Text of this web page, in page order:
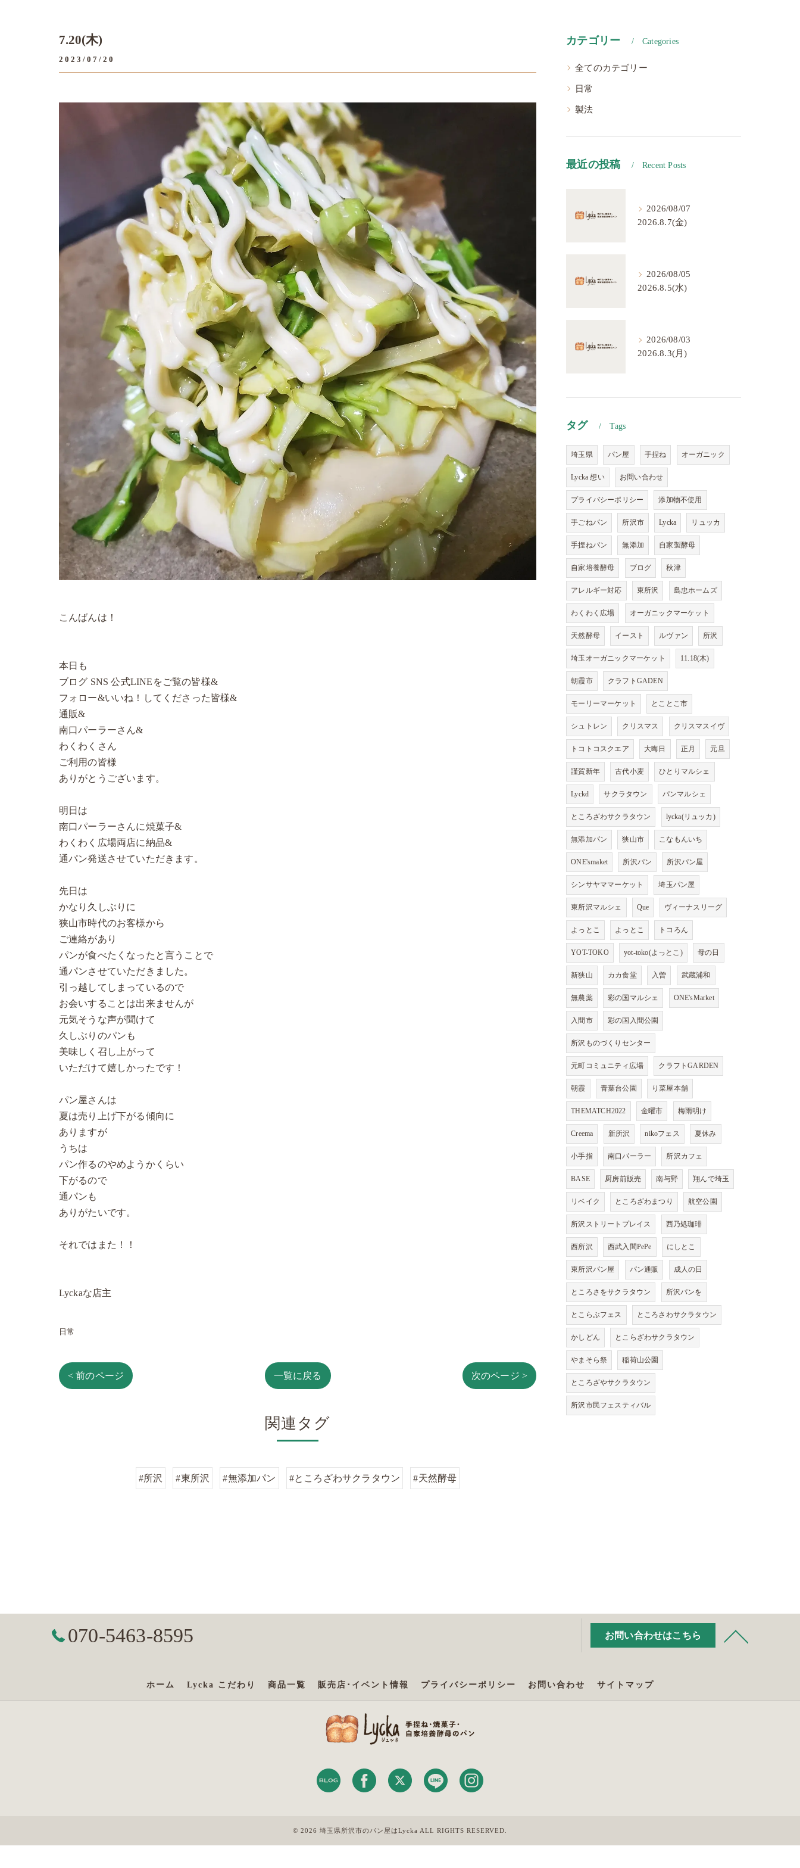
7.20(木)
2023/07/20
こんばんは！
本日も
ブログ SNS 公式LINEをご覧の皆様&
フォロー&いいね！してくださった皆様&
通販&
南口パーラーさん&
わくわくさん
ご利用の皆様
ありがとうございます。
明日は
南口パーラーさんに焼菓子&
わくわく広場両店に納品&
通パン発送させていただきます。
先日は
かなり久しぶりに
狭山市時代のお客様から
ご連絡があり
パンが食べたくなったと言うことで
通パンさせていただきました。
引っ越してしまっているので
お会いすることは出来ませんが
元気そうな声が聞けて
久しぶりのパンも
美味しく召し上がって
いただけて嬉しかったです！
パン屋さんは
夏は売り上げ下がる傾向に
ありますが
うちは
パン作るのやめようかくらい
下がるので
通パンも
ありがたいです。
それではまた！！
Lyckaな店主
日常
< 前のページ 一覧に戻る 次のページ >
関連タグ
#所沢 #東所沢 #無添加パン #ところざわサクラタウン #天然酵母
カテゴリー Categories
全てのカテゴリー
日常
製法
最近の投稿 Recent Posts
2026/08/07
2026.8.7(金)
2026/08/05
2026.8.5(水)
2026/08/03
2026.8.3(月)
タグ Tags
埼玉県 パン屋 手捏ね オーガニック
Lycka 想い お問い合わせ
プライバシーポリシー 添加物不使用
手ごねパン 所沢市 Lycka リュッカ
手捏ねパン 無添加 自家製酵母
自家培養酵母 ブログ 秋津
アレルギー対応 東所沢 島忠ホームズ
わくわく広場 オーガニックマーケット
天然酵母 イースト ルヴァン 所沢
埼玉オーガニックマーケット 11.18(木)
朝霞市 クラフトGADEN
モーリーマーケット とことこ市
シュトレン クリスマス クリスマスイヴ
トコトコスクエア 大晦日 正月 元旦
謹賀新年 古代小麦 ひとりマルシェ
Lyckd サクラタウン パンマルシェ
ところざわサクラタウン lycka(リュッカ)
無添加パン 狭山市 こなもんいち
ONE'smaket 所沢パン 所沢パン屋
シンサヤママーケット 埼玉パン屋
東所沢マルシェ Que ヴィーナスリーグ
よっとこ よっとこ トコろん
YOT-TOKO yot-toko(よっとこ) 母の日
新狭山 カカ食堂 入曽 武蔵浦和
無農薬 彩の国マルシェ ONE'sMarket
入間市 彩の国入間公園
所沢ものづくりセンター
元町コミュニティ広場 クラフトGARDEN
朝霞 青葉台公園 り菜屋本舗
THEMATCH2022 金曜市 梅雨明け
Creema 新所沢 nikoフェス 夏休み
小手指 南口パーラー 所沢カフェ
BASE 厨房前販売 南与野 翔んで埼玉
リベイク ところざわまつり 航空公園
所沢ストリートプレイス 西乃処珈琲
西所沢 西武入間PePe にしとこ
東所沢パン屋 パン通販 成人の日
ところさをサクラタウン 所沢パンを
とこらぶフェス ところさわサクラタウン
かしどん とこらざわサクラタウン
やまそら祭 稲荷山公園
ところざやサクラタウン
所沢市民フェスティバル
070-5463-8595 お問い合わせはこちら
ホーム Lycka こだわり 商品一覧 販売店･イベント情報 プライバシーポリシー お問い合わせ サイトマップ
© 2026 埼玉県所沢市のパン屋はLycka ALL RIGHTS RESERVED.